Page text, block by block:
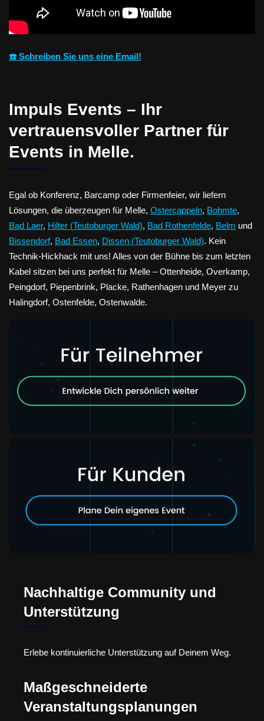
☎️ Schreiben Sie uns eine Email!
Impuls Events – Ihr
vertrauensvoller Partner für
Events in Melle.
Egal ob Konferenz, Barcamp oder Firmenfeier, wir liefern
Lösungen, die überzeugen für Melle, Ostercappeln, Bohmte,
Bad Laer, Hilter (Teutoburger Wald), Bad Rothenfelde, Belm und
Bissendorf, Bad Essen, Dissen (Teutoburger Wald). Kein
Technik-Hickhack mit uns! Alles von der Bühne bis zum letzten
Kabel sitzen bei uns perfekt für Melle – Ottenheide, Overkamp,
Peingdorf, Piepenbrink, Placke, Rathenhagen und Meyer zu
Halingdorf, Ostenfelde, Ostenwalde.
Nachhaltige Community und
Unterstützung
Erlebe kontinuierliche Unterstützung auf Deinem Weg.
Maßgeschneiderte
Veranstaltungsplanungen